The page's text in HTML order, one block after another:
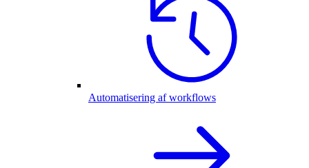
Automatisering af workflows